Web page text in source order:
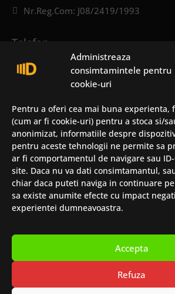
Administreaza
consimtamintele pentru
cookie-uri
Pentru a oferi cea mai buna experienta,
(cum ar fi cookie-uri) pentru a stoca si/
anonimizat, informatiile despre
pentru aceste tehnologii ne permite sa
ar fi comportamentul de navigare sau
site. Daca nu va dati consimtamantul,
chiar daca puteti naviga in continuare
sa existe anumite efecte cu impact
experientei dumneavoastra.
Accepta
Refuza
Nr.Reg.Com: J08/2419/1993
Telefon
+4 0723 251 735
Email
office@detunata.ro
sales@detunata.ro
sesizari@detunata.ro
Info
Politica de confidentialitate